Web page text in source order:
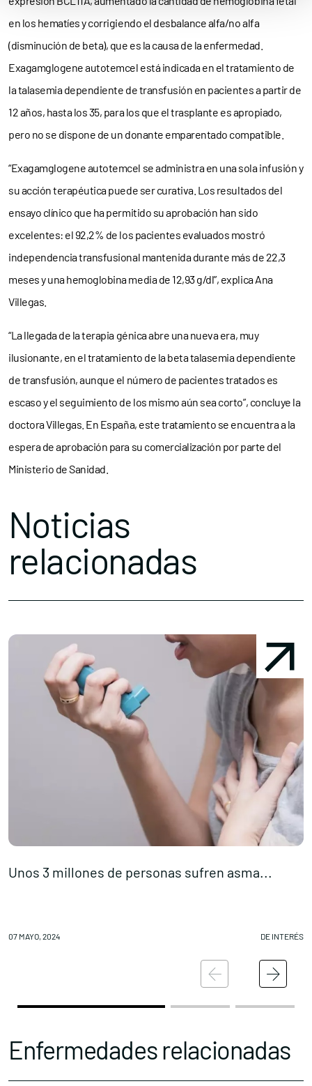
en los hematíes y corrigiendo el desbalance alfa/no alfa
(disminución de beta), que es la causa de la enfermedad.
Exagamglogene autotemcel está indicada en el tratamiento de
la talasemia dependiente de transfusión en pacientes a partir de
12 años, hasta los 35, para los que el trasplante es apropiado,
pero no se dispone de un donante emparentado compatible.
“Exagamglogene autotemcel se administra en una sola infusión y
su acción terapéutica puede ser curativa. Los resultados del
ensayo clínico que ha permitido su aprobación han sido
excelentes: el 92,2% de los pacientes evaluados mostró
independencia transfusional mantenida durante más de 22,3
meses y una hemoglobina media de 12,93 g/dl”, explica Ana
Villegas.
“La llegada de la terapia génica abre una nueva era, muy
ilusionante, en el tratamiento de la beta talasemia dependiente
de transfusión, aunque el número de pacientes tratados es
escaso y el seguimiento de los mismo aún sea corto”, concluye la
doctora Villegas. En España, este tratamiento se encuentra a la
espera de aprobación para su comercialización por parte del
Ministerio de Sanidad.
Noticias
relacionadas
Unos 3 millones de personas sufren asma...
07 MAYO, 2024 DE INTERÉS
Enfermedades relacionadas